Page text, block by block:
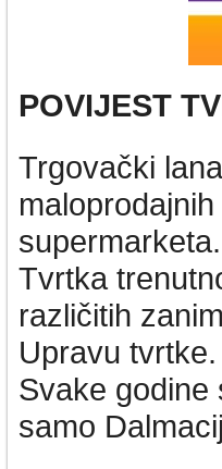
POVIJEST
Trgovački
supermarketa.
Tvrtka
različitih
Upravu tvrtke.
Svake godine
samo